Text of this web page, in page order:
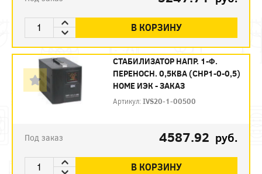
В КОРЗИНУ
СТАБИЛИЗАТОР НАПР. 1-Ф.
ПЕРЕНОСН. 0,5КВA (СНР1-0-0,5)
HOME ИЭК - ЗАКАЗ
Артикул:IVS20-1-00500
Под заказ 4587.92 руб.
В КОРЗИНУ